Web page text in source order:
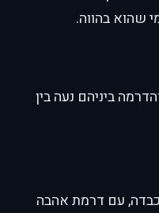
שהוא בהווה.
ביניהם נעה בין
כבדה, עם דרמת אהבה